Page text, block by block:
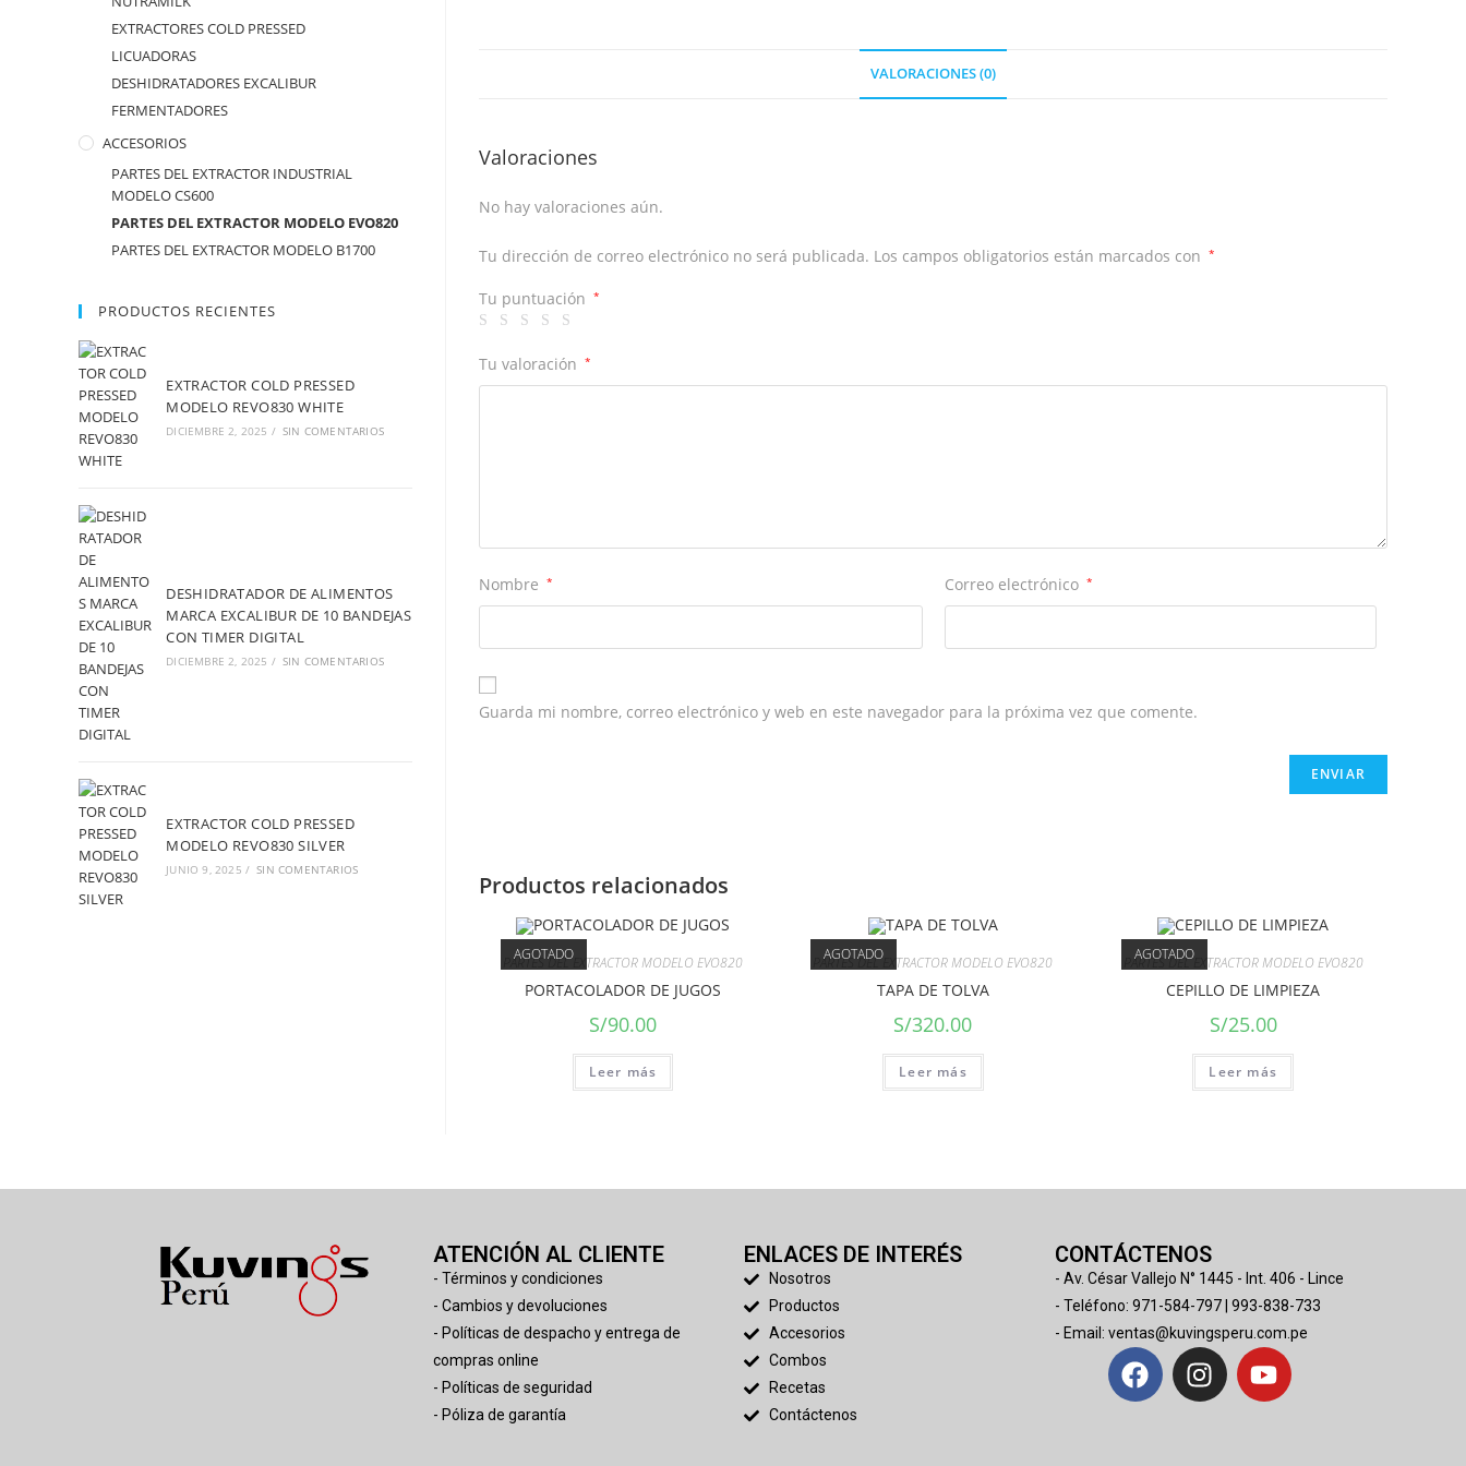
VALORACIONES (0)
Valoraciones
No hay valoraciones aún.
Tu dirección de correo electrónico no será publicada. Los campos obligatorios están marcados con *
Tu puntuación *
Tu valoración *
Nombre * Correo electrónico *
Guarda mi nombre, correo electrónico y web en este navegador para la próxima vez que comente.
Productos relacionados
AGOTADO
PARTES DEL EXTRACTOR MODELO EVO820
PORTACOLADOR DE JUGOS
S/90.00
Leer más
AGOTADO
PARTES DEL EXTRACTOR MODELO EVO820
TAPA DE TOLVA
S/320.00
Leer más
AGOTADO
PARTES DEL EXTRACTOR MODELO EVO820
CEPILLO DE LIMPIEZA
S/25.00
Leer más
EXTRACTORES COLD PRESSED
LICUADORAS
DESHIDRATADORES EXCALIBUR
FERMENTADORES
ACCESORIOS
PARTES DEL EXTRACTOR INDUSTRIAL
MODELO CS600
PARTES DEL EXTRACTOR MODELO EVO820
PARTES DEL EXTRACTOR MODELO B1700
PRODUCTOS RECIENTES
EXTRACTOR COLD PRESSED
MODELO REVO830 WHITE
DICIEMBRE 2, 2025 / SIN COMENTARIOS
DESHIDRATADOR DE ALIMENTOS
MARCA EXCALIBUR DE 10 BANDEJAS
CON TIMER DIGITAL
DICIEMBRE 2, 2025 / SIN COMENTARIOS
EXTRACTOR COLD PRESSED
MODELO REVO830 SILVER
JUNIO 9, 2025 / SIN COMENTARIOS
ATENCIÓN AL CLIENTE
- Términos y condiciones
- Cambios y devoluciones
- Políticas de despacho y entrega de
compras online
- Políticas de seguridad
- Póliza de garantía
ENLACES DE INTERÉS
Nosotros
Productos
Accesorios
Combos
Recetas
Contáctenos
CONTÁCTENOS
- Av. César Vallejo N° 1445 - Int. 406 - Lince
- Teléfono: 971-584-797 | 993-838-733
- Email: ventas@kuvingsperu.com.pe